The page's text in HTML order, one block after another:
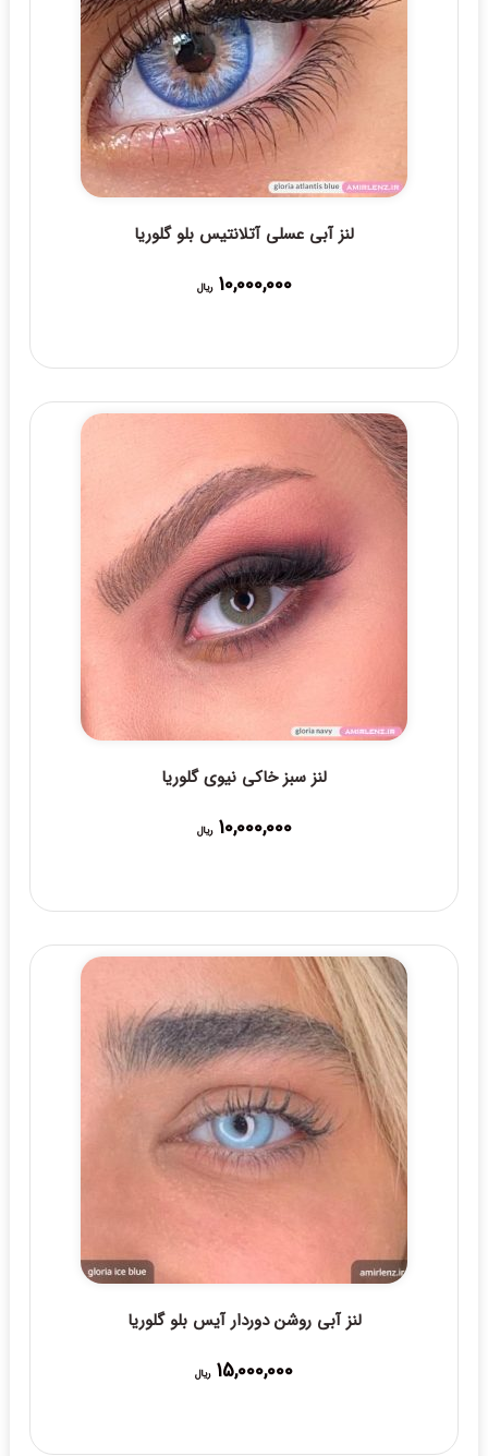
لنز آبی عسلی آتلانتیس بلو گلوریا
10,000,000 ریال
لنز سبز خاکی نیوی گلوریا
10,000,000 ریال
لنز آبی روشن دوردار آیس بلو گلوریا
15,000,000 ریال